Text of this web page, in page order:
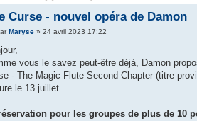
Curse - nouvel opéra de Damon
Maryse» 24 avril 2023 17:22
vous le savez peut-être déjà, Damon
- The Magic Flute Second Chapter (titre
le 13 juillet.
pour les groupes de plus de 10